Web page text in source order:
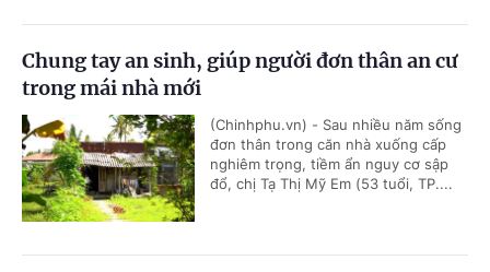
Chung tay an sinh, giúp người đơn thân an cư
trong mái nhà mới
(Chinhphu.vn) - Sau nhiều năm sống
đơn thân trong căn nhà xuống cấp
nghiêm trọng, tiềm ẩn nguy cơ sập
đổ, chị Tạ Thị Mỹ Em (53 tuổi, TP....